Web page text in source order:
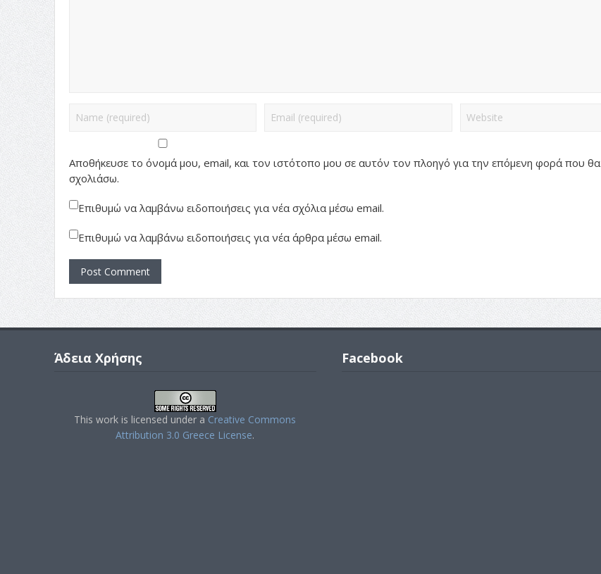
Αποθήκευσε το όνομά μου, email, και τον ιστότοπο μου σε αυτόν τον πλοηγό για την επόμενη φορά που θα
σχολιάσω.
Επιθυμώ να λαμβάνω ειδοποιήσεις για νέα σχόλια μέσω email.
Επιθυμώ να λαμβάνω ειδοποιήσεις για νέα άρθρα μέσω email.
Άδεια Χρήσης
This work is licensed under a Creative Commons
Attribution 3.0 Greece License.
Facebook